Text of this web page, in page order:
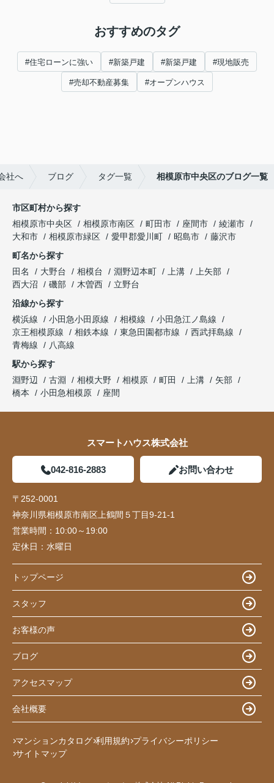
おすすめのタグ
#住宅ローンに強い #新築戸建 #新築戸建 #現地販売
#売却不動産募集 #オープンハウス
社へ ブログ タグ一覧 相模原市中央区のブログ一覧
市区町村から探す
相模原市中央区
相模原市南区 町田市 座間市
綾瀬市
大和市
相模原市緑区 愛甲郡愛川町 昭島市
藤沢市
町名から探す
田名
大野台 相模台 淵野辺本町 上溝
上矢部
西大沼
磯部 木曽西
立野台
沿線から探す
横浜線
小田急小田原線 相模線
小田急江ノ島線
京王相模原線
相鉄本線 東急田園都市線
西武拝島線
青梅線
八高線
駅から探す
淵野辺
古淵 相模大野 相模原 町田 上溝
矢部
橋本
小田急相模原 座間
スマートハウス株式会社
042-816-2883 お問い合わせ
〒252-0001
神奈川県相模原市南区上鶴間５丁目9-21-1
営業時間： 10:00～19:00
定休日： 水曜日
トップページ
スタッフ
お客様の声
ブログ
アクセスマップ
会社概要
マンションカタログ 利用規約 プライバシーポリシー
サイトマップ